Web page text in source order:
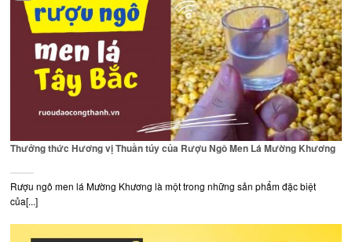
Thưởng thức Hương vị Thuần túy của Rượu Ngô Men Lá Mường Khương
Rượu ngô men lá Mường Khương là một trong những sản phẩm đặc biệt
của[...]